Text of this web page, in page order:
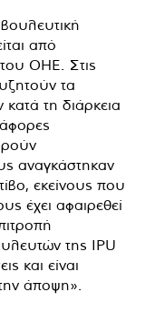
από
ΟΗΕ. Στις
τα
τη διάρκεια
αναγκάστηκαν
εκείνους που
έχει αφαιρεθεί
της IPU
και είναι
άποψη».